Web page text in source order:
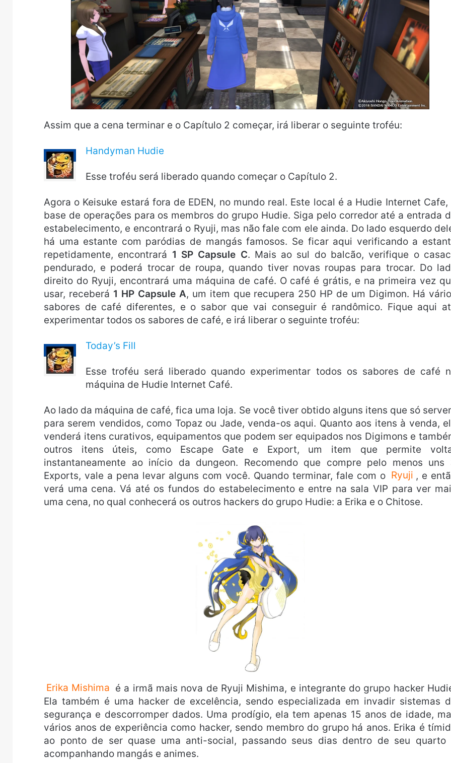
Assim que a cena terminar e o Capítulo 2 começar, irá liberar o seguinte troféu:
Handyman Hudie
Esse troféu será liberado quando começar o Capítulo 2.
Agora o Keisuke estará fora de EDEN, no mundo real. Este local é a Hudie Internet Cafe,
base de operações para os membros do grupo Hudie. Siga pelo corredor até a entrada
estabelecimento, e encontrará o Ryuji, mas não fale com ele ainda. Do lado esquerdo
há uma estante com paródias de mangás famosos. Se ficar aqui verificando a
repetidamente, encontrará 1 SP Capsule C. Mais ao sul do balcão, verifique o
pendurado, e poderá trocar de roupa, quando tiver novas roupas para trocar. Do
direito do Ryuji, encontrará uma máquina de café. O café é grátis, e na primeira vez
usar, receberá 1 HP Capsule A, um item que recupera 250 HP de um Digimon. Há
sabores de café diferentes, e o sabor que vai conseguir é randômico. Fique aqui
experimentar todos os sabores de café, e irá liberar o seguinte troféu:
Today’s Fill
Esse troféu será liberado quando experimentar todos os sabores de café
máquina de Hudie Internet Café.
Ao lado da máquina de café, fica uma loja. Se você tiver obtido alguns itens que só
para serem vendidos, como Topaz ou Jade, venda-os aqui. Quanto aos itens à venda,
venderá itens curativos, equipamentos que podem ser equipados nos Digimons e
outros itens úteis, como Escape Gate e Export, um item que permite
instantaneamente ao início da dungeon. Recomendo que compre pelo menos uns
Exports, vale a pena levar alguns com você. Quando terminar, fale com o Ryuji , e
verá uma cena. Vá até os fundos do estabelecimento e entre na sala VIP para ver
uma cena, no qual conhecerá os outros hackers do grupo Hudie: a Erika e o Chitose.
Erika Mishima é a irmã mais nova de Ryuji Mishima, e integrante do grupo hacker
Ela também é uma hacker de excelência, sendo especializada em invadir sistemas
segurança e descorromper dados. Uma prodígio, ela tem apenas 15 anos de idade,
vários anos de experiência como hacker, sendo membro do grupo há anos. Erika é
ao ponto de ser quase uma anti-social, passando seus dias dentro de seu quarto
acompanhando mangás e animes.